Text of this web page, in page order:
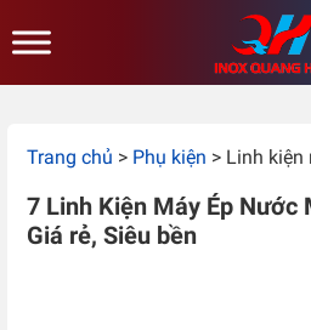
Trang chủ > Phụ kiện > Linh kiện
7 Linh Kiện Máy Ép Nước
Giá rẻ, Siêu bền